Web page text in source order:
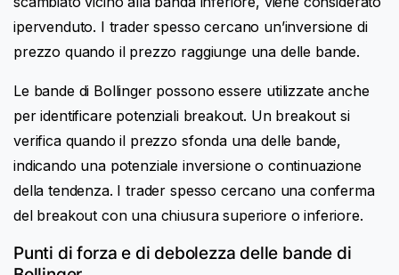
ipervenduto. I trader spesso cercano un’inversione di
prezzo quando il prezzo raggiunge una delle bande.
Le bande di Bollinger possono essere utilizzate anche
per identificare potenziali breakout. Un breakout si
verifica quando il prezzo sfonda una delle bande,
indicando una potenziale inversione o continuazione
della tendenza. I trader spesso cercano una conferma
del breakout con una chiusura superiore o inferiore.
Punti di forza e di debolezza delle bande di